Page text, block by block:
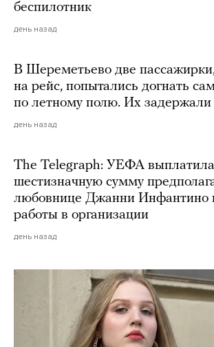
беспилотник
день назад
В Шереметьево две
на рейс, попытались догнать
по летному полю. Их задержали
день назад
The Telegraph: УЕФА выплатила
шестизначную сумму
любовнице Джанни Инфантино
работы в организации
день назад